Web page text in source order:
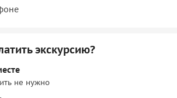
экскурсию?
не нужно